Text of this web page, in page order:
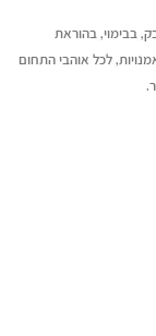
בבימוי, בהוראת
לכל אוהבי התחום